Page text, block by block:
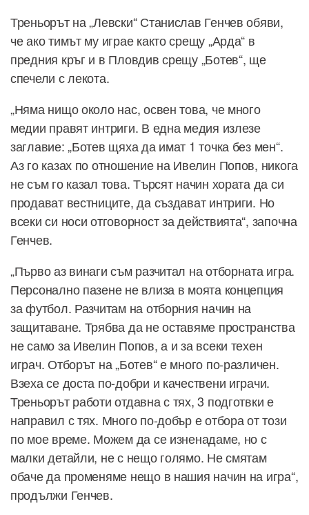
Треньорът на „Левски“ Станислав Генчев обяви,
че ако тимът му играе както срещу „Арда“ в
предния кръг и в Пловдив срещу „Ботев“, ще
спечели с лекота.
„Няма нищо около нас, освен това, че много
медии правят интриги. В една медия излезе
заглавие: „Ботев щяха да имат 1 точка без мен“.
Аз го казах по отношение на Ивелин Попов, никога
не съм го казал това. Търсят начин хората да си
продават вестниците, да създават интриги. Но
всеки си носи отговорност за действията“, започна
Генчев.
„Първо аз винаги съм разчитал на отборната игра.
Персонално пазене не влиза в моята концепция
за футбол. Разчитам на отборния начин на
защитаване. Трябва да не оставяме пространства
не само за Ивелин Попов, а и за всеки техен
играч. Отборът на „Ботев“ е много по-различен.
Взеха се доста по-добри и качествени играчи.
Треньорът работи отдавна с тях, 3 подготвки е
направил с тях. Много по-добър е отбора от този
по мое време. Можем да се изненадаме, но с
малки детайли, не с нещо голямо. Не смятам
обаче да променяме нещо в нашия начин на игра“,
продължи Генчев.